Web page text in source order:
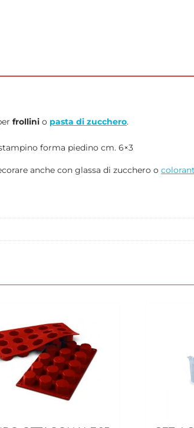
frollini o pasta di zucchero.
forma piedino cm. 6×3
anche con glassa di zucchero o